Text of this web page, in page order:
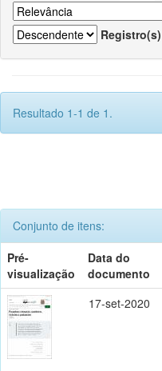
Registro(s)
Resultado 1-1 de 1.
Conjunto de itens:
Pré-
visualização
Data do
documento
17-set-2020